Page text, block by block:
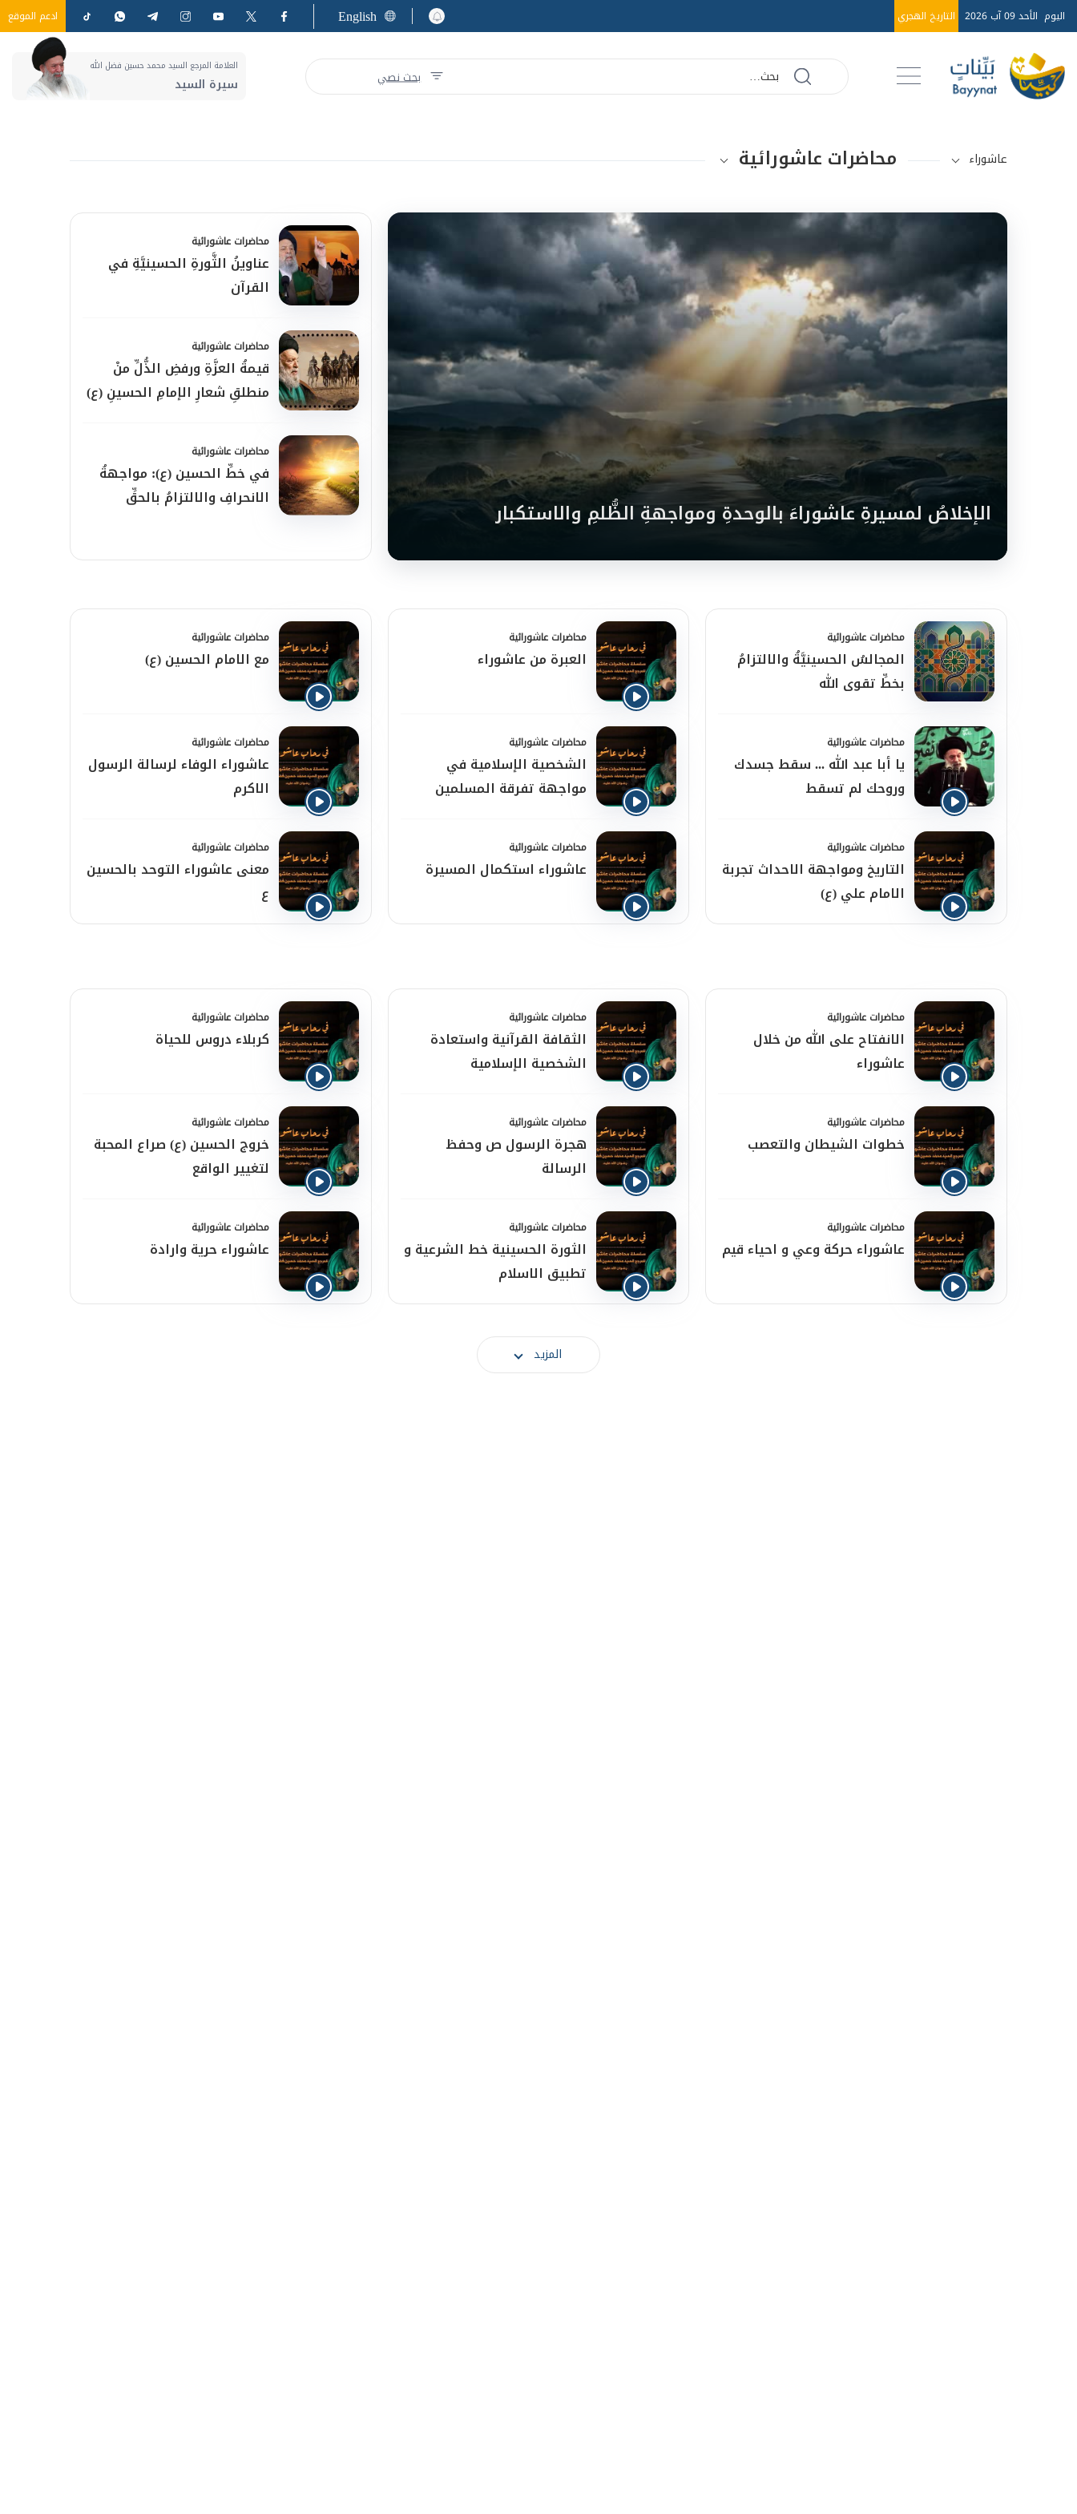
اليوم الأحد 09 آب 2026 التاريخ الهجري English ادعم الموقع
بحث نصي
العلامة المرجع السيد محمد حسين فضل الله
سيرة السيد
عاشوراء محاضرات عاشورائية
الإخلاصُ لمسيرةِ عاشوراءَ بالوحدةِ ومواجهةِ الظُّلمِ والاستكبار
محاضرات عاشورائية
عناوينُ الثَّورةِ الحسينيَّةِ في
القرآن
محاضرات عاشورائية
قيمةُ العزَّةِ ورفضِ الذُّلِّ منْ
منطلقِ شعارِ الإمامِ الحسينِ (ع)
محاضرات عاشورائية
في خطِّ الحسين (ع): مواجهةُ
الانحرافِ والالتزامُ بالحقِّ
محاضرات عاشورائية
المجالسُ الحسينيَّةُ والالتزامُ
بخطِّ تقوى الله
محاضرات عاشورائية
يا أبا عبد الله ... سقط جسدك
وروحك لم تسقط
محاضرات عاشورائية
التاريخ ومواجهة الاحداث تجربة
الامام علي (ع)
محاضرات عاشورائية
العبرة من عاشوراء
محاضرات عاشورائية
الشخصية الإسلامية في
مواجهة تفرقة المسلمين
محاضرات عاشورائية
عاشوراء استكمال المسيرة
محاضرات عاشورائية
مع الامام الحسين (ع)
محاضرات عاشورائية
عاشوراء الوفاء لرسالة الرسول
الاكرم
محاضرات عاشورائية
معنى عاشوراء التوحد بالحسين
ع
محاضرات عاشورائية
الانفتاح على الله من خلال
عاشوراء
محاضرات عاشورائية
خطوات الشيطان والتعصب
محاضرات عاشورائية
عاشوراء حركة وعي و احياء قيم
محاضرات عاشورائية
الثقافة القرآنية واستعادة
الشخصية الإسلامية
محاضرات عاشورائية
هجرة الرسول ص وحفظ
الرسالة
محاضرات عاشورائية
الثورة الحسينية خط الشرعية و
تطبيق الاسلام
محاضرات عاشورائية
كربلاء دروس للحياة
محاضرات عاشورائية
خروج الحسين (ع) صراع المحبة
لتغيير الواقع
محاضرات عاشورائية
عاشوراء حرية وارادة
المزيد